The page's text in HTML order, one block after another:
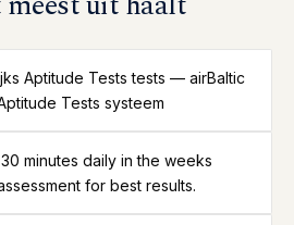
Aptitude Tests tests — airBaltic
Tests systeem
minutes daily in the weeks
for best results.